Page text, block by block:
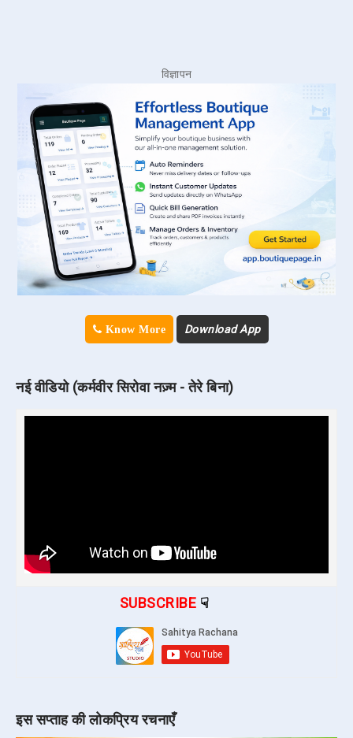
विज्ञापन
Know More Download App
नई वीडियो (कर्मवीर सिरोवा नज़्म - तेरे बिना)
SUBSCRIBE ☟
इस सप्ताह की लोकप्रिय रचनाएँ